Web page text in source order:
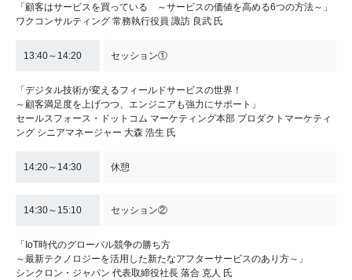
「顧客はサービスを買っている ～サービスの価値を高める6つの方法～」
ワクコンサルティング 常務執行役員 諏訪 良武 氏
13:40～14:20 セッション①
「デジタル技術が変えるフィールドサービスの世界！
～顧客満足度を上げつつ、エンジニアも強力にサポート」
セールスフォース・ドットコム マーケティング本部 プロダクトマーケティ
ング シニアマネージャー 大森 浩生 氏
14:20～14:30 休憩
14:30～15:10 セッション②
「IoT時代のグローバル競争の勝ち方
～最新テクノロジーを活用した新たなアフターサービスのあり方～」
シンクロン・ジャパン 代表取締役社長 落合 克人 氏